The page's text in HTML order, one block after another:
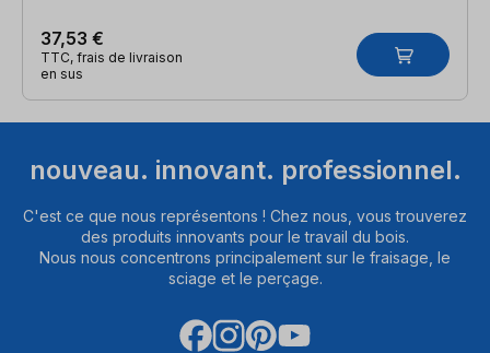
37,53 €
TTC, frais de livraison
en sus
nouveau. innovant. professionnel.
C'est ce que nous représentons ! Chez nous, vous trouverez
des produits innovants pour le travail du bois.
Nous nous concentrons principalement sur le fraisage, le
sciage et le perçage.